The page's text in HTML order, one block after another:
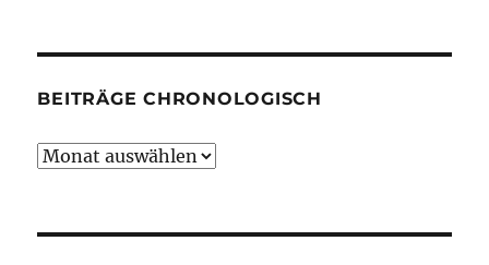
BEITRÄGE CHRONOLOGISCH
Beiträge